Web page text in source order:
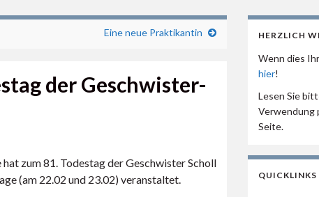
Eine neue Praktikantin
der Geschwister-
hat zum 81. Todestag der Geschwister Scholl
(am 22.02 und 23.02) veranstaltet.
HERZLICH
Wenn dies
hier!
Lesen Sie
Verwendung
Seite.
QUICKLINKS